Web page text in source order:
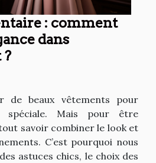
: comment
dans
de beaux vêtements pour
spéciale. Mais pour être
savoir combiner le look et
C’est pourquoi nous
astuces chics, le choix des